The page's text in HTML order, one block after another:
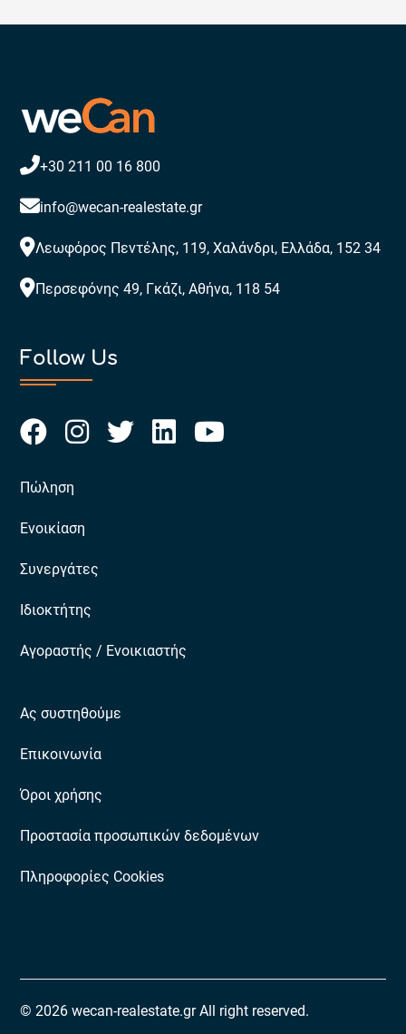
+30 211 00 16 800
info@wecan-realestate.gr
Λεωφόρος Πεντέλης, 119, Χαλάνδρι, Ελλάδα, 152 34
Περσεφόνης 49, Γκάζι, Αθήνα, 118 54
Follow Us
Πώληση
Ενοικίαση
Συνεργάτες
Ιδιοκτήτης
Αγοραστής / Ενοικιαστής
Ας συστηθούμε
Επικοινωνία
Όροι χρήσης
Προστασία προσωπικών δεδομένων
Πληροφορίες Cookies
© 2026 wecan-realestate.gr All right reserved.